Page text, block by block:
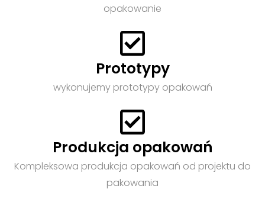
opakowanie
Prototypy
wykonujemy prototypy opakowań
Produkcja opakowań
Kompleksowa produkcja opakowań od projektu do
pakowania